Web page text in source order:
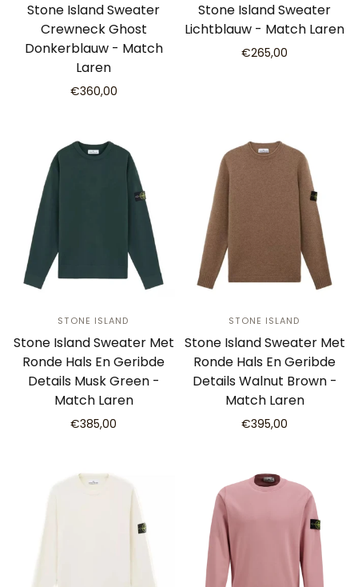
Stone Island Sweater
Crewneck Ghost
Donkerblauw - Match
Laren
€360,00
Stone Island Sweater
Lichtblauw - Match Laren
€265,00
STONE ISLAND
Stone Island Sweater Met
Ronde Hals En Geribde
Details Musk Green -
Match Laren
€385,00
STONE ISLAND
Stone Island Sweater Met
Ronde Hals En Geribde
Details Walnut Brown -
Match Laren
€395,00